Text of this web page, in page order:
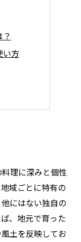
い方
料理
理に深みと個性
域ごとに特有の
にはない独自の
、地元で育った
土を反映してお